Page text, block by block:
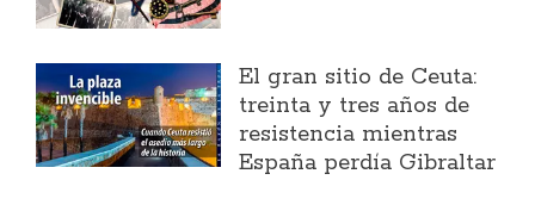
El gran sitio de Ceuta:
treinta y tres años de
resistencia mientras
España perdía Gibraltar